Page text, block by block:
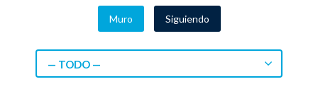
Muro Siguiendo
— TODO —